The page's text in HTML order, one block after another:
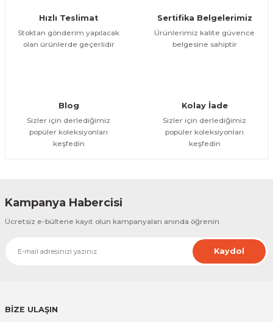
Bu ürüne benzer farklı alternatifler olmalı.
Hızlı Teslimat
Stoktan gönderim yapılacak
olan ürünlerde geçerlidir
Sertifika Belgelerimiz
Ürünlerimiz kalite güvence
belgesine sahiptir
Blog
Sizler için derlediğimiz
popüler koleksiyonları
keşfedin
Kolay İade
Sizler için derlediğimiz
popüler koleksiyonları
keşfedin
Kampanya Habercisi
Ücretsiz e-bültene kayıt olun kampanyaları anında öğrenin.
Kaydol
BİZE ULAŞIN